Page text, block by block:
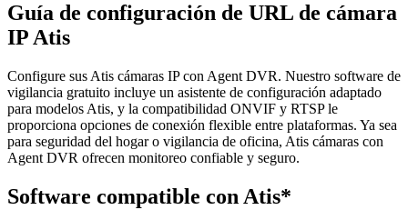
Guía de configuración de URL de cámara
IP Atis
Configure sus Atis cámaras IP con Agent DVR. Nuestro software de
vigilancia gratuito incluye un asistente de configuración adaptado
para modelos Atis, y la compatibilidad ONVIF y RTSP le
proporciona opciones de conexión flexible entre plataformas. Ya sea
para seguridad del hogar o vigilancia de oficina, Atis cámaras con
Agent DVR ofrecen monitoreo confiable y seguro.
Software compatible con Atis*